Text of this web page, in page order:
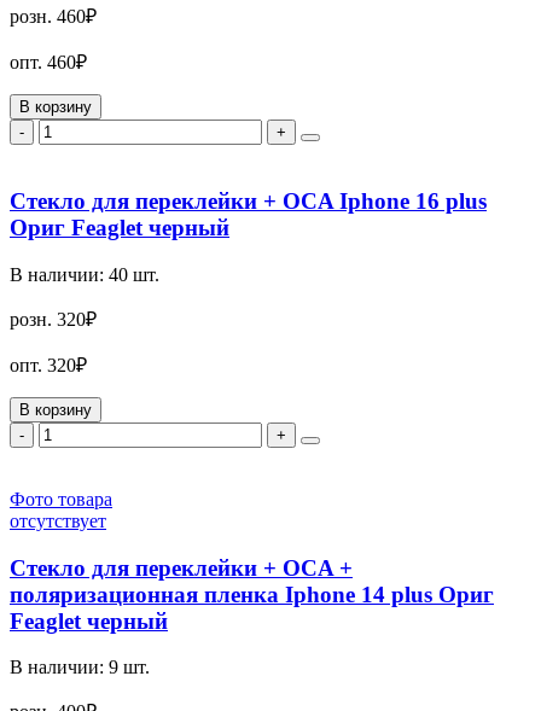
розн. 460₽
опт. 460₽
В корзину
-
+
Стекло для переклейки + OCA Iphone 16 plus
Ориг Feaglet черный
В наличии: 40 шт.
розн. 320₽
опт. 320₽
В корзину
-
+
Фото товара
отсутствует
Стекло для переклейки + OCA +
поляризационная пленка Iphone 14 plus Ориг
Feaglet черный
В наличии: 9 шт.